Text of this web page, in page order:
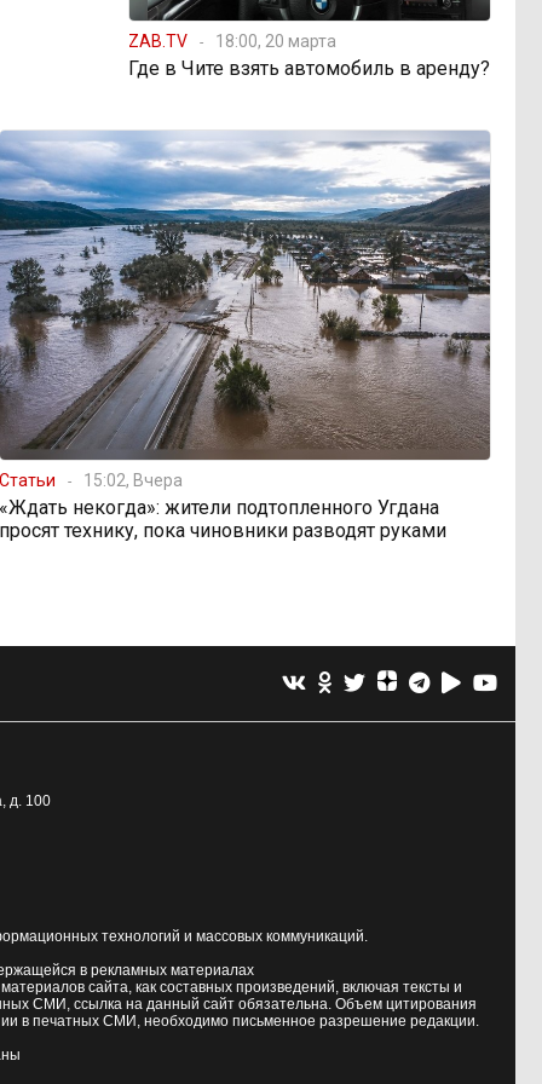
ZAB.TV 18:00, 20 марта
Где в Чите взять автомобиль в аренду?
Статьи 15:02, Вчера
«Ждать некогда»: жители подтопленного Угдана
просят технику, пока чиновники разводят руками
д. 100
технологий и массовых коммуникаций.
в рекламных материалах
сайта, как составных произведений, включая тексты и
СМИ, ссылка на данный сайт обязательна. Объем цитирования
в печатных СМИ, необходимо письменное разрешение редакции.